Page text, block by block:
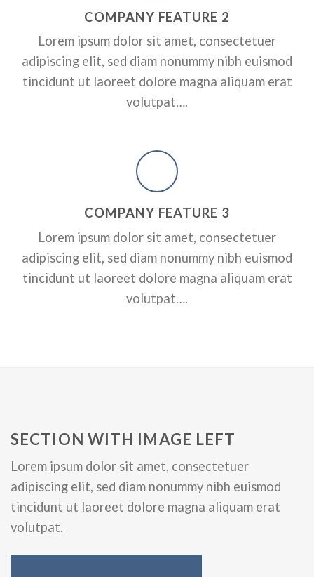
ADD SOME
nonummy nibh euismod
erat volutpat….
ut laoreet dolore magna
COMPANY FEATURE 2
Lorem ipsum dolor sit amet, consectetuer
adipiscing elit, sed diam nonummy nibh euismod
tincidunt ut laoreet dolore magna aliquam erat
volutpat….
COMPANY FEATURE 3
Lorem ipsum dolor sit amet, consectetuer
adipiscing elit, sed diam nonummy nibh euismod
tincidunt ut laoreet dolore magna aliquam erat
volutpat….
SECTION WITH IMAGE LEFT
Lorem ipsum dolor sit amet, consectetuer
adipiscing elit, sed diam nonummy nibh euismod
tincidunt ut laoreet dolore magna aliquam erat
volutpat.